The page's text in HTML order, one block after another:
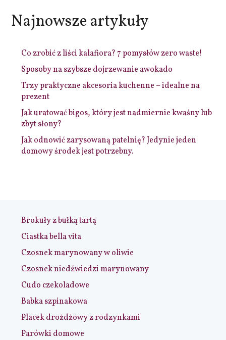
Najnowsze artykuły
Co zrobić z liści kalafiora? 7 pomysłów zero waste!
Sposoby na szybsze dojrzewanie awokado
Trzy praktyczne akcesoria kuchenne – idealne na
prezent
Jak uratować bigos, który jest nadmiernie kwaśny lub
zbyt słony?
Jak odnowić zarysowaną patelnię? Jedynie jeden
domowy środek jest potrzebny.
Brokuły z bułką tartą
Ciastka bella vita
Czosnek marynowany w oliwie
Czosnek niedźwiedzi marynowany
Cudo czekoladowe
Babka szpinakowa
Placek drożdżowy z rodzynkami
Parówki domowe